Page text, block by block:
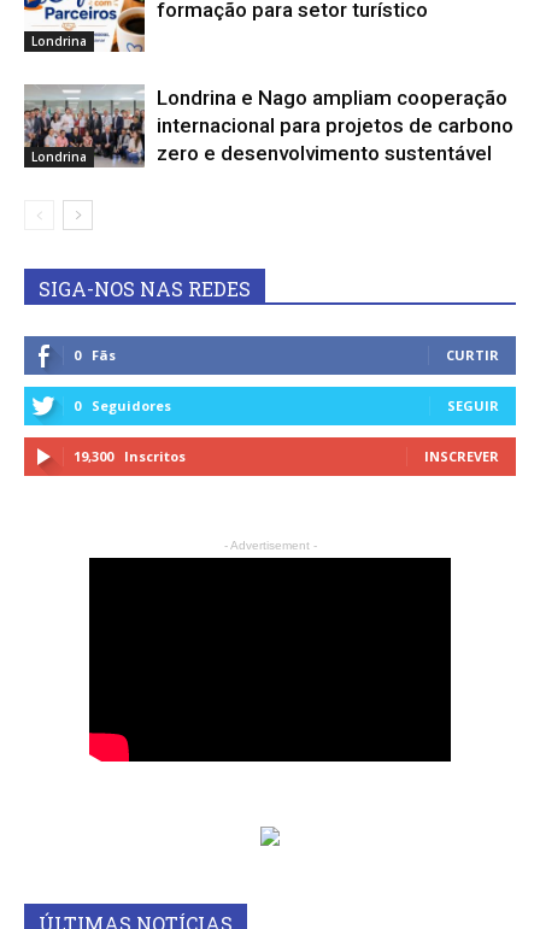
Londrina
formação para setor turístico
Londrina
Londrina e Nago ampliam cooperação
internacional para projetos de carbono
zero e desenvolvimento sustentável
SIGA-NOS NAS REDES
0 Fãs CURTIR
0 Seguidores SEGUIR
19,300 Inscritos INSCREVER
- Advertisement -
ÚLTIMAS NOTÍCIAS